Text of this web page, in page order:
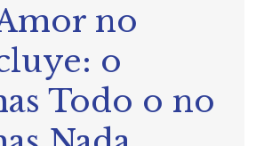
no
o
Todo o no